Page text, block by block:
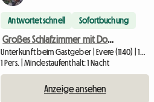
Antwortet schnell Sofortbuchung
Großes Schlafzimmer mit Doppelbett und Schreibtisch
Unterkunft beim Gastgeber | Evere (1140) | 16 M2
1 Pers. | Mindestaufenthalt: 1 Nacht
Anzeige ansehen